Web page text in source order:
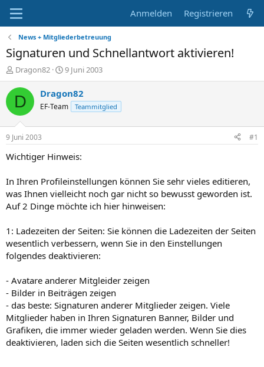
Anmelden Registrieren
News + Mitgliederbetreuung
Signaturen und Schnellantwort aktivieren!
E
r
s
e
r
Dragon82
E
r
s
e
t
a
9 Juni 2003
D Dragon82
EF-Team Teammitglied
9 Juni 2003 #1
Wichtiger Hinweis:
In Ihren Profileinstellungen können Sie sehr vieles editieren,
was Ihnen vielleicht noch gar nicht so bewusst geworden ist.
Auf 2 Dinge möchte ich hier hinweisen:
1: Ladezeiten der Seiten: Sie können die Ladezeiten der Seiten
wesentlich verbessern, wenn Sie in den Einstellungen
folgendes deaktivieren:
- Avatare anderer Mitgleider zeigen
- Bilder in Beiträgen zeigen
- das beste: Signaturen anderer Mitglieder zeigen. Viele
Mitglieder haben in Ihren Signaturen Banner, Bilder und
Grafiken, die immer wieder geladen werden. Wenn Sie dies
deaktivieren, laden sich die Seiten wesentlich schneller!